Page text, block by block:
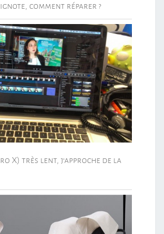
comment réparer ?
X) très lent, j’approche de la